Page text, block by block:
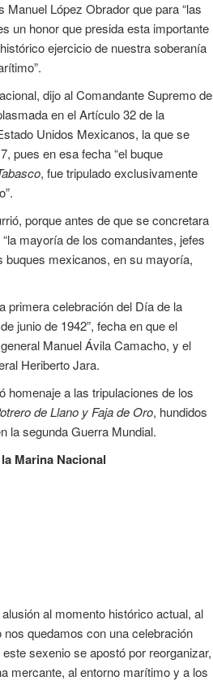
López Obrador que para “las
un honor que presida esta importante
ejercicio de nuestra soberanía
dijo al Comandante Supremo de
en el Artículo 32 de la
Unidos Mexicanos, la que se
pues en esa fecha “el buque
, fue tripulado exclusivamente
porque antes de que se concretara
mayoría de los comandantes, jefes
buques mexicanos, en su mayoría,
primera celebración del Día de la
junio de 1942”, fecha en que el
Manuel Ávila Camacho, y el
Heriberto Jara.
homenaje a las tripulaciones de los
de Llano y Faja de Oro, hundidos
la segunda Guerra Mundial.
Marina Nacional
al momento histórico actual, al
quedamos con una celebración
sexenio se apostó por reorganizar,
mercante, al entorno marítimo y a los